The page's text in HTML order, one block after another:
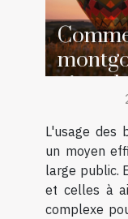
air
L'usage des
un moyen
large public.
et celles à
complexe